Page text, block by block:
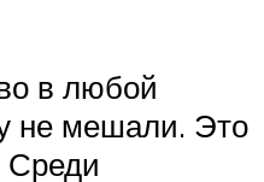
в любой
не мешали. Это
Среди